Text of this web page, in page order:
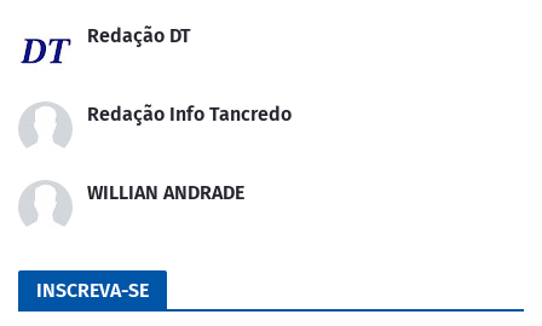
Redação DT
Redação Info Tancredo
WILLIAN ANDRADE
INSCREVA-SE